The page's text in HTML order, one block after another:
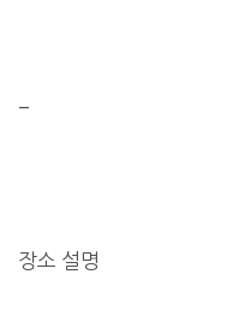
–
장소 설명